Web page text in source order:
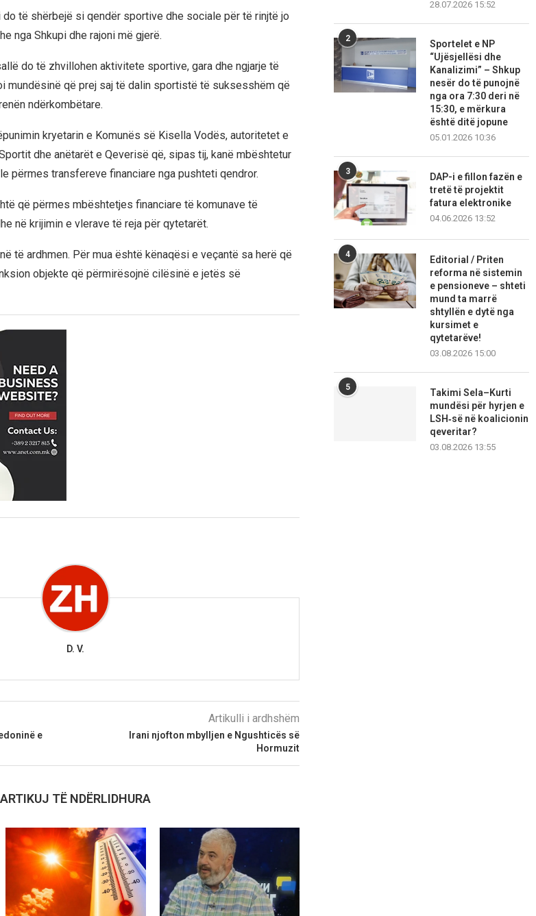
të shërbejë si qendër sportive dhe sociale për të rinjtë jo
nga Shkupi dhe rajoni më gjerë.
do të zhvillohen aktivitete sportive, gara dhe ngjarje të
mundësinë që prej saj të dalin sportistë të suksesshëm që
ndërkombëtare.
kryetarin e Komunës së Kisella Vodës, autoritetet e
dhe anëtarët e Qeverisë që, sipas tij, kanë mbështetur
përmes transfereve financiare nga pushteti qendror.
që përmes mbështetjes financiare të komunave të
në krijimin e vlerave të reja për qytetarët.
të ardhmen. Për mua është kënaqësi e veçantë sa herë që
objekte që përmirësojnë cilësinë e jetës së
D. V.
e
Artikulli i ardhshëm
Irani njofton mbylljen e Ngushticës së
Hormuzit
ARTIKUJ TË NDËRLIDHURA
28.07.2026 15:52
2
Sportelet e NP
“Ujësjellësi dhe
Kanalizimi” – Shkup
nesër do të punojnë
nga ora 7:30 deri në
15:30, e mërkura
është ditë jopune
05.01.2026 10:36
3
DAP-i e fillon fazën e
tretë të projektit
fatura elektronike
04.06.2026 13:52
4
Editorial / Priten
reforma në sistemin
e pensioneve – shteti
mund ta marrë
shtyllën e dytë nga
kursimet e
qytetarëve!
03.08.2026 15:00
5
Takimi Sela–Kurti
mundësi për hyrjen e
LSH‑së në koalicionin
qeveritar?
03.08.2026 13:55